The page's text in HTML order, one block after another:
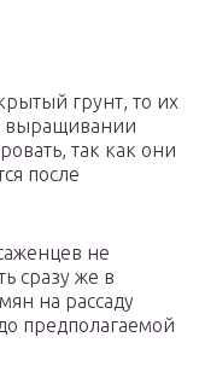
грунт, то их
выращивании
так как они
после
не
сразу же в
на рассаду
предполагаемой